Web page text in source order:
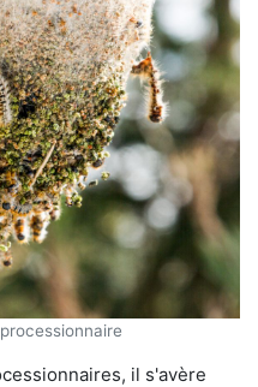
il s'avère